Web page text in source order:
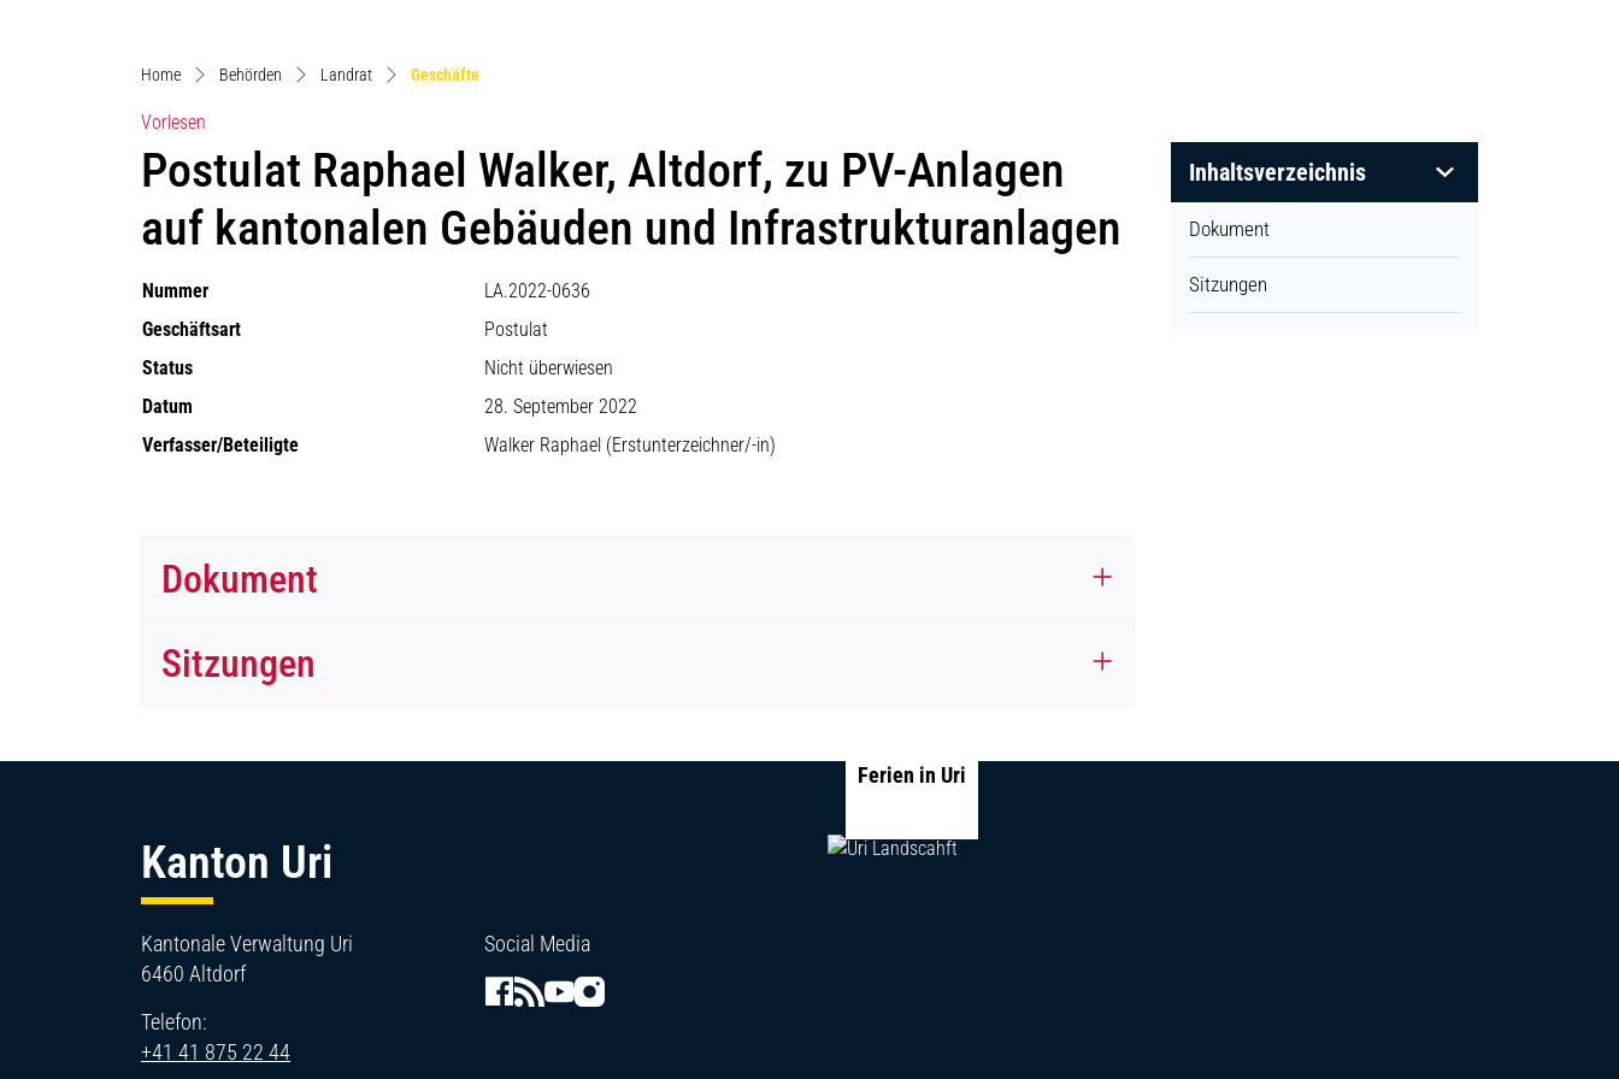
Home Behörden Landrat Geschäfte(ausgewählt)
Vorlesen
Inhaltsverzeichnis
Dokument
Sitzungen
Postulat Raphael Walker, Altdorf, zu PV-Anlagen
auf kantonalen Gebäuden und Infrastrukturanlagen
Nummer
LA.2022-0636
Geschäftsart
Postulat
Status
Nicht überwiesen
Datum
28. September 2022
Verfasser/Beteiligte
Walker Raphael (Erstunterzeichner/-in)
Dokument
Sitzungen
Kanton Uri
Kantonale Verwaltung Uri
6460 Altdorf
Telefon:
+41 41 875 22 44
Social Media
Ferien in Uri